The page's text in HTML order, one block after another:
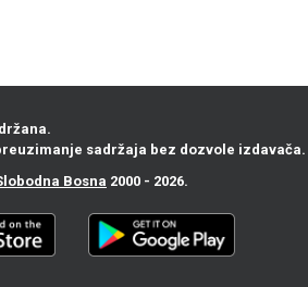
sadržaja bez dozvole izdavača.
Bosna 2000 - 2026.